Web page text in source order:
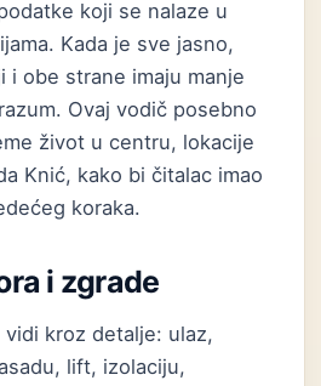
koji se nalaze u
Kada je sve jasno,
i obe strane imaju manje
Ovaj vodič posebno
život u centru, lokacije
Knić, kako bi čitalac imao
koraka.
i zgrade
kroz detalje: ulaz,
lift, izolaciju,